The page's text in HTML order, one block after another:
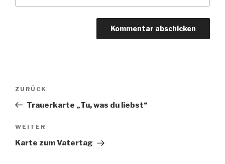
Beitragsnavigation
Vorheriger
Beitrag
ZURÜCK
Trauerkarte „Tu, was du liebst“
Nächster
Beitrag
WEITER
Karte zum Vatertag